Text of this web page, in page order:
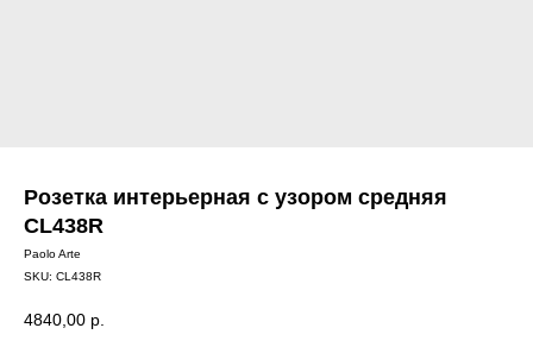
Розетка интерьерная с узором средняя
CL438R
Paolo Arte
SKU: CL438R
4840,00 р.